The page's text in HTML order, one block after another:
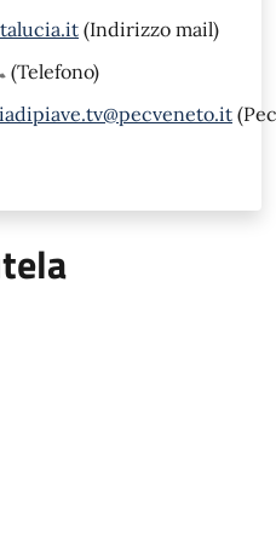
(Indirizzo mail)
(Telefono)